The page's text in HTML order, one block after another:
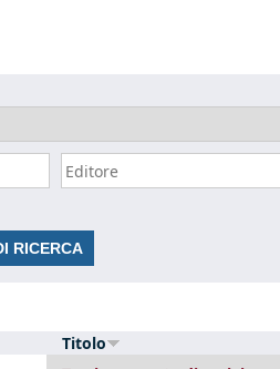
Titolo